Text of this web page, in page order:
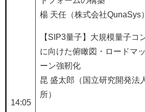
14:05
楊 天任（株式会社QunaSys）
【SIP3量子】大規模量子コ
に向けた俯瞰図・ロードマ
ーン強靭化
昆 盛太郎（国立研究開発法
所）